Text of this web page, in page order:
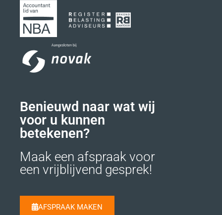
Benieuwd naar wat wij
voor u kunnen
betekenen?
Maak een afspraak voor
een vrijblijvend gesprek!
AFSPRAAK MAKEN